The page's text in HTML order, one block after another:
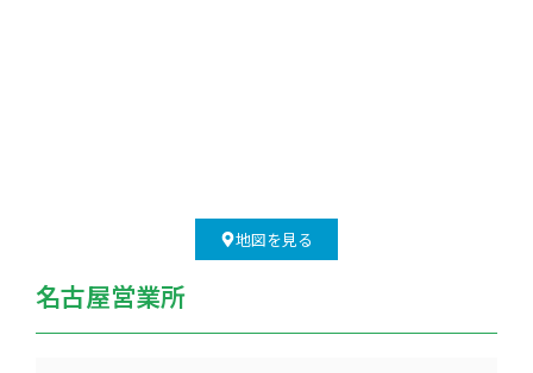
地図を見る
名古屋営業所